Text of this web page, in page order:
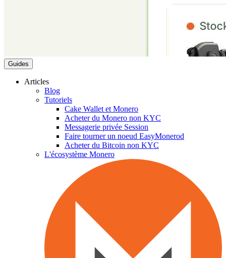
Guides
Articles
Blog
Tutoriels
Cake Wallet et Monero
Acheter du Monero non KYC
Messagerie privée Session
Faire tourner un noeud EasyMonerod
Acheter du Bitcoin non KYC
L'écosystème Monero